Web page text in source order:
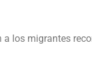
los migrantes